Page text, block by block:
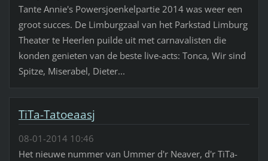
Tante Annie's Powersjoenkelpartie 2014 was weer een
groot succes. De Limburgzaal van het Parkstad Limburg
Theater te Heerlen puilde uit met carnavalisten die
konden genieten van de beste live-acts: Tonca, Wir sind
Spitze, Miserabel, Dieter...
TiTa-Tatoeaasj
08-01-2014 10:46
Het nieuwe nummer van Ummer d'r Neaver, d'r TiTa-